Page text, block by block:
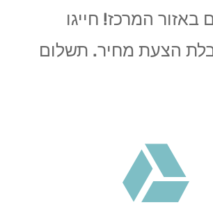
באזור המרכז! חייגו
הצעת מחיר. תשלום
